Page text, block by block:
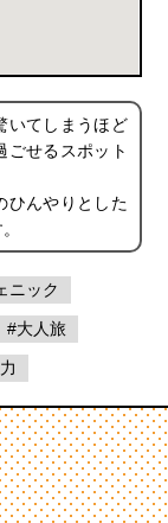
いてしまうほど
ごせるスポット
ひんやりとした
ニック
#大人旅